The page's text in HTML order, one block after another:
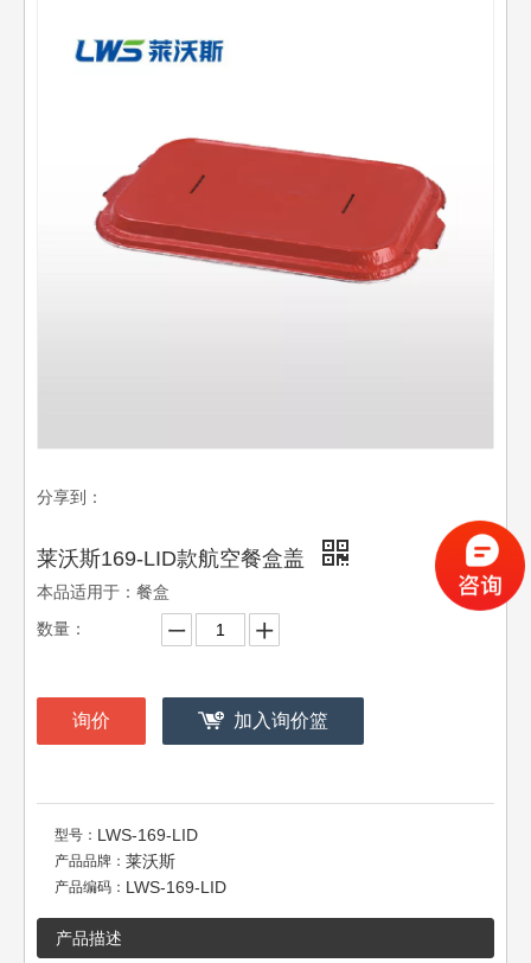
分享到：
莱沃斯169-LID款航空餐盒盖
本品适用于：餐盒
数量：
询价 加入询价篮
型号： LWS-169-LID
产品品牌： 莱沃斯
产品编码： LWS-169-LID
产品描述